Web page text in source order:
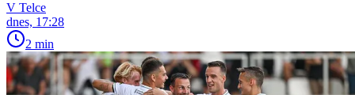
V Telce
dnes, 17:28
2 min